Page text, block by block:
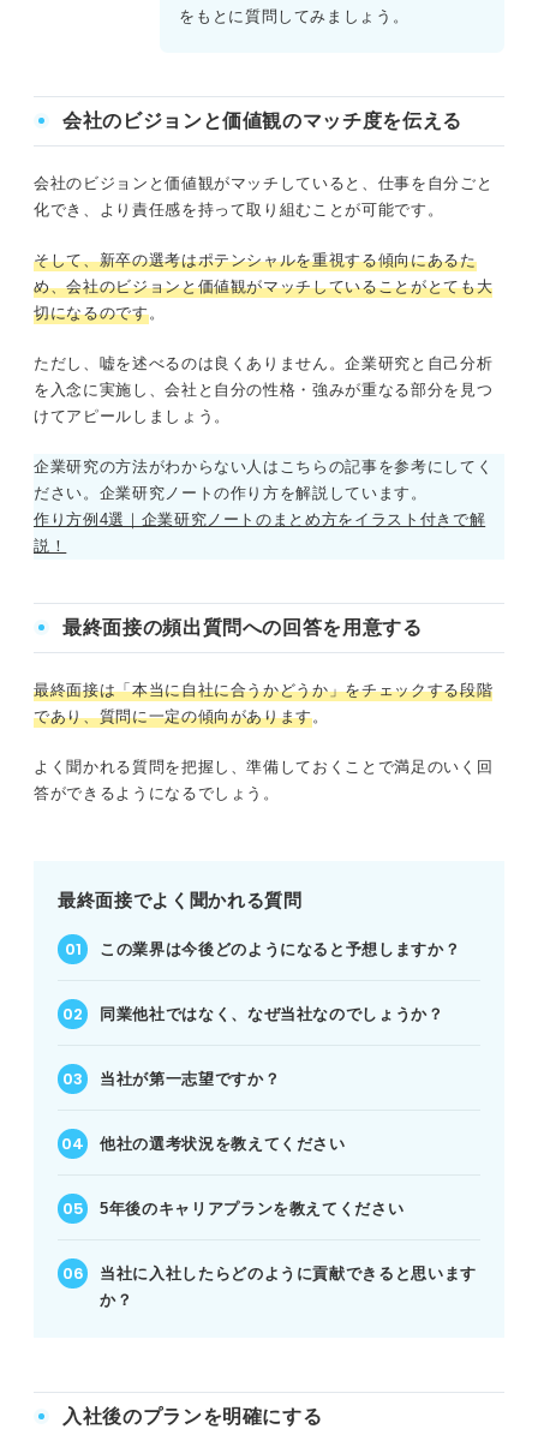
をもとに質問してみましょう。
会社のビジョンと価値観のマッチ度を伝える
会社のビジョンと価値観がマッチしていると、仕事を自分ごと
化でき、より責任感を持って取り組むことが可能です。
そして、新卒の選考はポテンシャルを重視する傾向にあるた
め、会社のビジョンと価値観がマッチしていることがとても大
切になるのです。
ただし、嘘を述べるのは良くありません。企業研究と自己分析
を入念に実施し、会社と自分の性格・強みが重なる部分を見つ
けてアピールしましょう。
企業研究の方法がわからない人はこちらの記事を参考にしてく
ださい。企業研究ノートの作り方を解説しています。
作り方例4選｜企業研究ノートのまとめ方をイラスト付きで解
説！
最終面接の頻出質問への回答を用意する
最終面接は「本当に自社に合うかどうか」をチェックする段階
であり、質問に一定の傾向があります。
よく聞かれる質問を把握し、準備しておくことで満足のいく回
答ができるようになるでしょう。
最終面接でよく聞かれる質問
この業界は今後どのようになると予想しますか？
同業他社ではなく、なぜ当社なのでしょうか？
当社が第一志望ですか？
他社の選考状況を教えてください
5年後のキャリアプランを教えてください
当社に入社したらどのように貢献できると思います
か？
入社後のプランを明確にする